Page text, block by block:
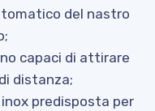
del nastro
capaci di attirare
distanza;
predisposta per